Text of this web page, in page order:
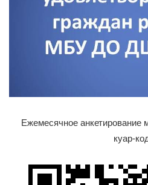
Ежемесячное
куар-